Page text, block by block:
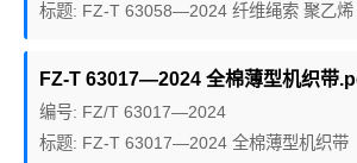
标题: FZ-T 63058—2024 纤维绳索 聚乙烯
FZ-T 63017—2024 全棉薄型机织带
编号: FZ/T 63017—2024
标题: FZ-T 63017—2024 全棉薄型机织带